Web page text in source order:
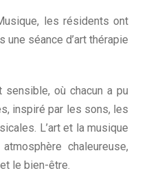
les résidents ont
une séance d’art thérapie
où chacun a pu
inspiré par les sons, les
L’art et la musique
chaleureuse,
le bien-être.